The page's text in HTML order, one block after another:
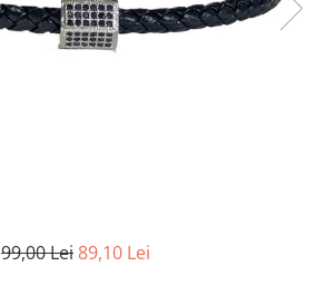
99,00 Lei89,10 Lei